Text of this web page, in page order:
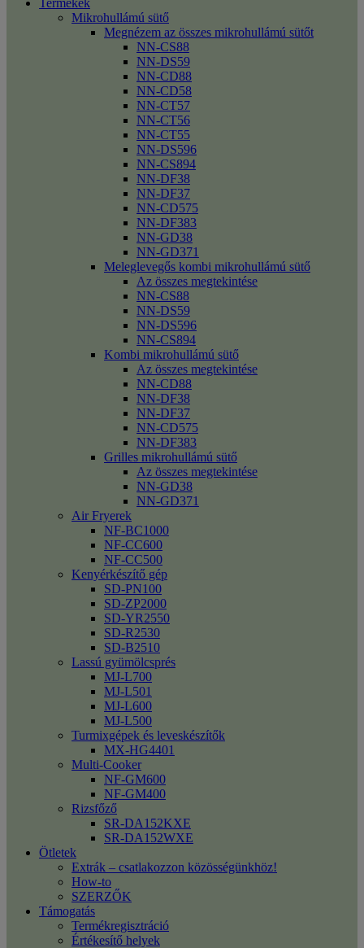
Termékek
Mikrohullámú sütő
Megnézem az összes mikrohullámú sütőt
NN-CS88
NN-DS59
NN-CD88
NN-CD58
NN-CT57
NN-CT56
NN-CT55
NN-DS596
NN-CS894
NN-DF38
NN-DF37
NN-CD575
NN-DF383
NN-GD38
NN-GD371
Meleglevegős kombi mikrohullámú sütő
Az összes megtekintése
NN-CS88
NN-DS59
NN-DS596
NN-CS894
Kombi mikrohullámú sütő
Az összes megtekintése
NN-CD88
NN-DF38
NN-DF37
NN-CD575
NN-DF383
Grilles mikrohullámú sütő
Az összes megtekintése
NN-GD38
NN-GD371
Air Fryerek
NF-BC1000
NF-CC600
NF-CC500
Kenyérkészítő gép
SD-PN100
SD-ZP2000
SD-YR2550
SD-R2530
SD-B2510
Lassú gyümölcsprés
MJ-L700
MJ-L501
MJ-L600
MJ-L500
Turmixgépek és leveskészítők
MX-HG4401
Multi-Cooker
NF-GM600
NF-GM400
Rizsfőző
SR-DA152KXE
SR-DA152WXE
Ötletek
Extrák – csatlakozzon közösségünkhöz!
How-to
SZERZŐK
Támogatás
Termékregisztráció
Értékesítő helyek